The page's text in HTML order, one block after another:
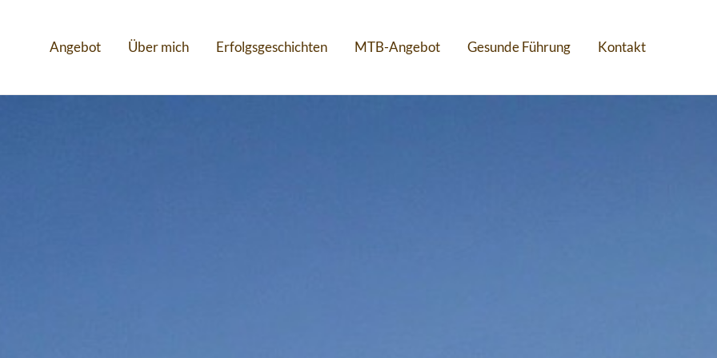
Angebot Über mich Erfolgsgeschichten MTB-Angebot Gesunde Führung Kontakt